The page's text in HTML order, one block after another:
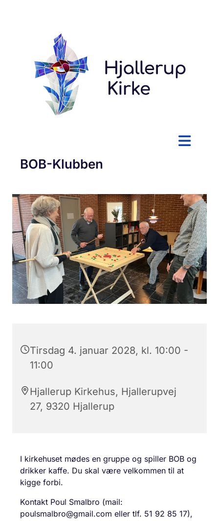
BOB-Klubben
Tirsdag 4. januar 2028, kl. 10:00 -
11:00
Hjallerup Kirkehus, Hjallerupvej
27, 9320 Hjallerup
I kirkehuset mødes en gruppe og spiller BOB og
drikker kaffe. Du skal være velkommen til at
kigge forbi.
Kontakt Poul Smalbro (mail:
poulsmalbro@gmail.com eller tlf. 51 92 85 17),